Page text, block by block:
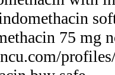
75 mg